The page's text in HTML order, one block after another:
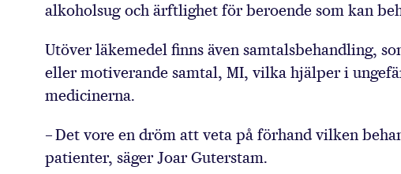
alkoholsug och ärftlighet för beroende som kan
Utöver läkemedel finns även samtalsbehandling,
eller motiverande samtal, MI, vilka hjälper i
medicinerna.
– Det vore en dröm att veta på förhand vilken
patienter, säger Joar Guterstam.